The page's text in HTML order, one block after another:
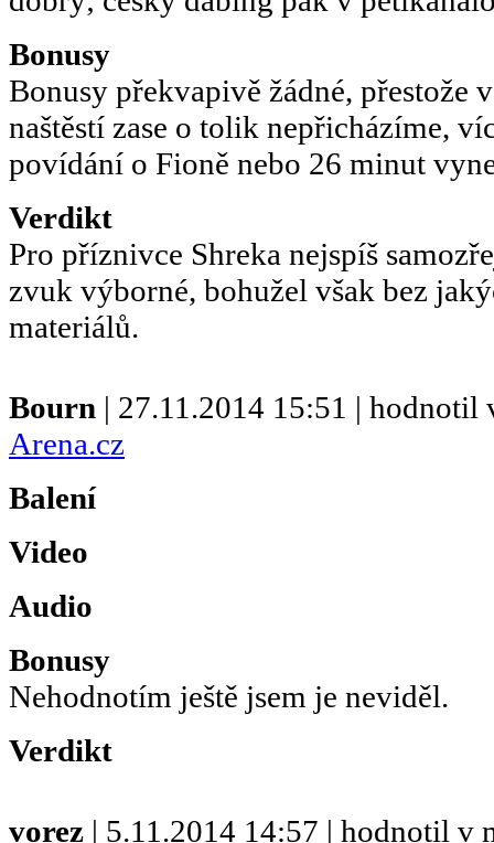
Bonusy
Bonusy překvapivě žádné, přestože
naštěstí zase o tolik nepřicházíme,
povídání o Fioně nebo 26 minut
Verdikt
Pro příznivce Shreka nejspíš
zvuk výborné, bohužel však bez
materiálů.
Bourn | 27.11.2014 15:51 | hodnotil
Arena.cz
Balení
Video
Audio
Bonusy
Nehodnotím ještě jsem je neviděl.
Verdikt
vorez | 5.11.2014 14:57 | hodnotil v